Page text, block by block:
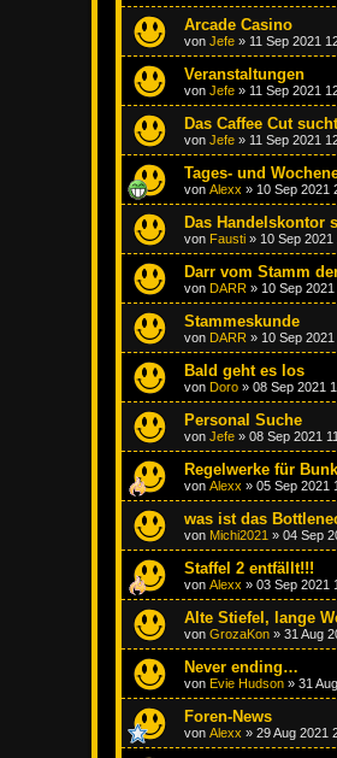
Arcade Casino
von Jefe » 11 Sep 2021
Veranstaltungen
von Jefe » 11 Sep 2021
Das Caffee Cut sucht
von Jefe » 11 Sep 2021
Tages- und
von Alexx » 10 Sep 2021
Das Handelskontor
von Fausti » 10 Sep 2021
Darr vom Stamm
von DARR » 10 Sep 2021
Stammeskunde
von DARR » 10 Sep
Bald geht es los
von Doro » 08 Sep 2021
Personal Suche
von Jefe » 08 Sep 2021
Regelwerke für
von Alexx » 05 Sep 2021
was ist das
von Michi2021 » 04 Sep
Staffel 2 entfällt!!!
von Alexx » 03 Sep 2021
Alte Stiefel, lange
von GrozaKon » 31 Aug
Never ending…
von Evie Hudson » 31
Foren-News
von Alexx » 29 Aug 2021